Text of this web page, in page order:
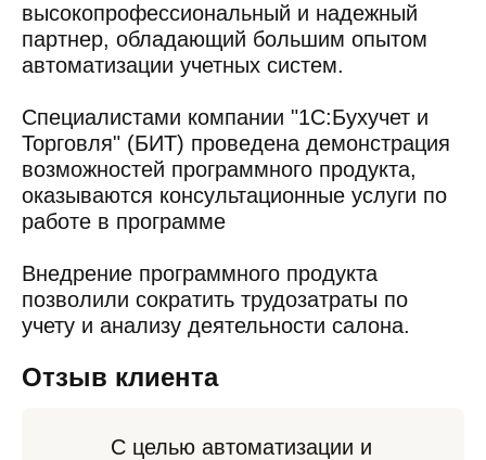
высокопрофессиональный и надежный
партнер, обладающий большим опытом
автоматизации учетных систем.
Специалистами компании "1С:Бухучет и
Торговля" (БИТ) проведена демонстрация
возможностей программного продукта,
оказываются консультационные услуги по
работе в программе
Внедрение программного продукта
позволили сократить трудозатраты по
учету и анализу деятельности салона.
Отзыв клиента
С целью автоматизации и